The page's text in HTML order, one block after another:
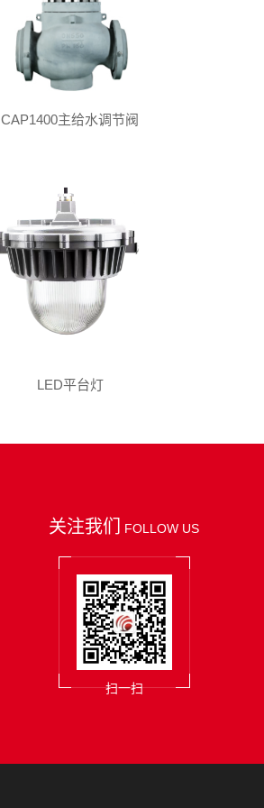
CAP1400主给水调节阀
LED平台灯
关注我们 FOLLOW US
扫一扫